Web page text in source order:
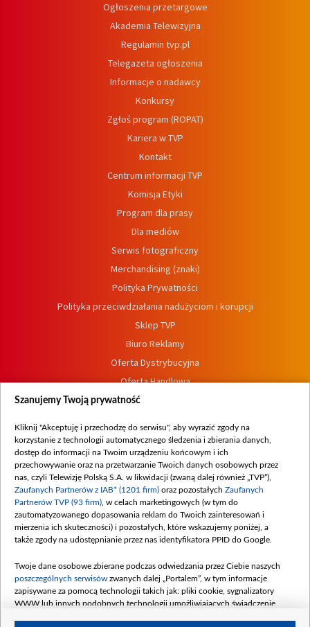
Ogłoszenia przetargowe
Akademia Telewizyjna
Regulamin tvp.pl
Telegazeta ogłoszenia
Informacje o nadawcy
Konkursy
Zgłoś program (ROPAT)
Kariera w TVP
Kontakt
Centrum informacji TVP
Komisja Etyki
Program dla prasy
Dla mediów
Serwis fotograficzny
Merchandising (znaki)
Polityka Prywatności
Polityka przeciwdziałania nadużyciom i korupcji
Sklep TVP
Biuro Reklamy
Oferta Dystrybucyjna
Oferta Handlowa
Dostępność
Procedura zgłoszeń wewnętrznych
Szanujemy Twoją prywatność
Kliknij "Akceptuję i przechodzę do serwisu", aby wyrazić zgody na
korzystanie z technologii automatycznego śledzenia i zbierania danych,
dostęp do informacji na Twoim urządzeniu końcowym i ich
przechowywanie oraz na przetwarzanie Twoich danych osobowych przez
nas, czyli Telewizję Polską S.A. w likwidacji (zwaną dalej również „TVP”),
Zaufanych Partnerów z IAB* (1201 firm) oraz pozostałych Zaufanych
Partnerów TVP (93 firm) , w celach marketingowych (w tym do
zautomatyzowanego dopasowania reklam do Twoich zainteresowań i
mierzenia ich skuteczności) i pozostałych, które wskazujemy poniżej, a
także zgody na udostępnianie przez nas identyfikatora PPID do Google.
Twoje dane osobowe zbierane podczas odwiedzania przez Ciebie naszych
poszczególnych serwisów zwanych dalej „Portalem”, w tym informacje
zapisywane za pomocą technologii takich jak: pliki cookie, sygnalizatory
WWW lub innych podobnych technologii umożliwiających świadczenie